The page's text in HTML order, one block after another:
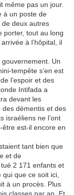
même pas un jour.
à un poste de
de deux autres
porter, tout au long
à l’hôpital, il
gouvernement. Un
tempête s’en est
l’espoir et des
Intifada a
devant les
démentis et des
israéliens ne l’ont
être est-il encore en
tant bien que
et de
2 171 enfants et
que ce soit ici,
à un procès. Plus